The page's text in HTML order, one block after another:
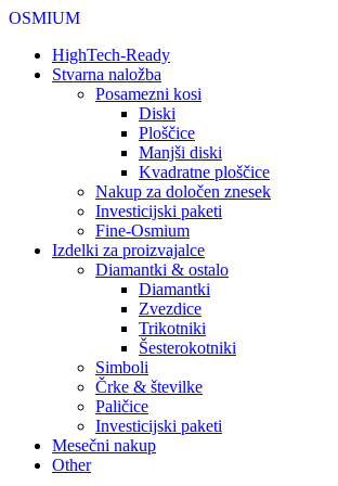
OSMIUM
HighTech-Ready
Stvarna naložba
Posamezni kosi
Diski
Ploščice
Manjši diski
Kvadratne ploščice
Nakup za določen znesek
Investicijski paketi
Fine-Osmium
Izdelki za proizvajalce
Diamantki & ostalo
Diamantki
Zvezdice
Trikotniki
Šesterokotniki
Simboli
Črke & številke
Paličice
Investicijski paketi
Mesečni nakup
Other